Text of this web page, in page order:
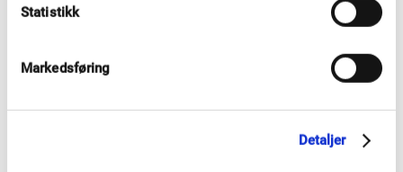
Statistikk
Markedsføring
Detaljer